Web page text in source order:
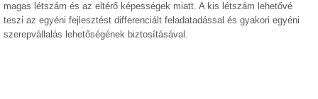
magas létszám és az eltérő képességek miatt. A kis létszám lehetővé
teszi az egyéni fejlesztést differenciált feladatadással és gyakori egyéni
szerepvállalás lehetőségének biztosításával.